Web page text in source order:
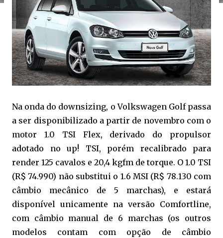
Na onda do downsizing, o Volkswagen Golf passa
a ser disponibilizado a partir de novembro com o
motor 1.0 TSI Flex, derivado do propulsor
adotado no up! TSI, porém recalibrado para
render 125 cavalos e 20,4 kgfm de torque. O 1.0 TSI
(R$ 74.990) não substitui o 1.6 MSI (R$ 78.130 com
câmbio mecânico de 5 marchas), e estará
disponível unicamente na versão Comfortline,
com câmbio manual de 6 marchas (os outros
modelos contam com opção de câmbio